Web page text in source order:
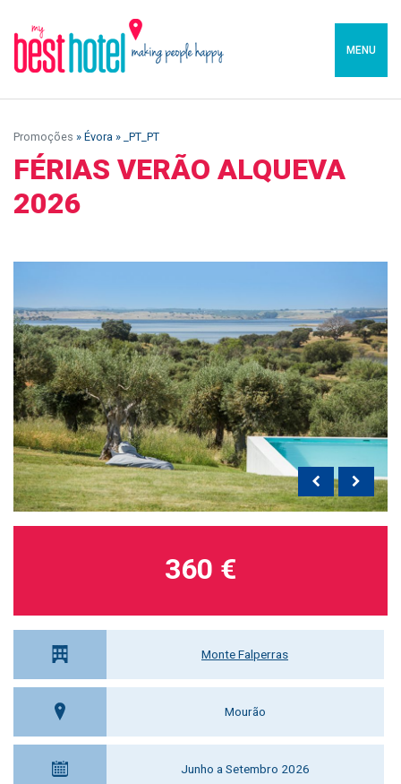
MENU
Promoções » Évora » _PT_PT
FÉRIAS VERÃO ALQUEVA
2026
Monte Falperras
Mourão
Junho a Setembro 2026
360 €